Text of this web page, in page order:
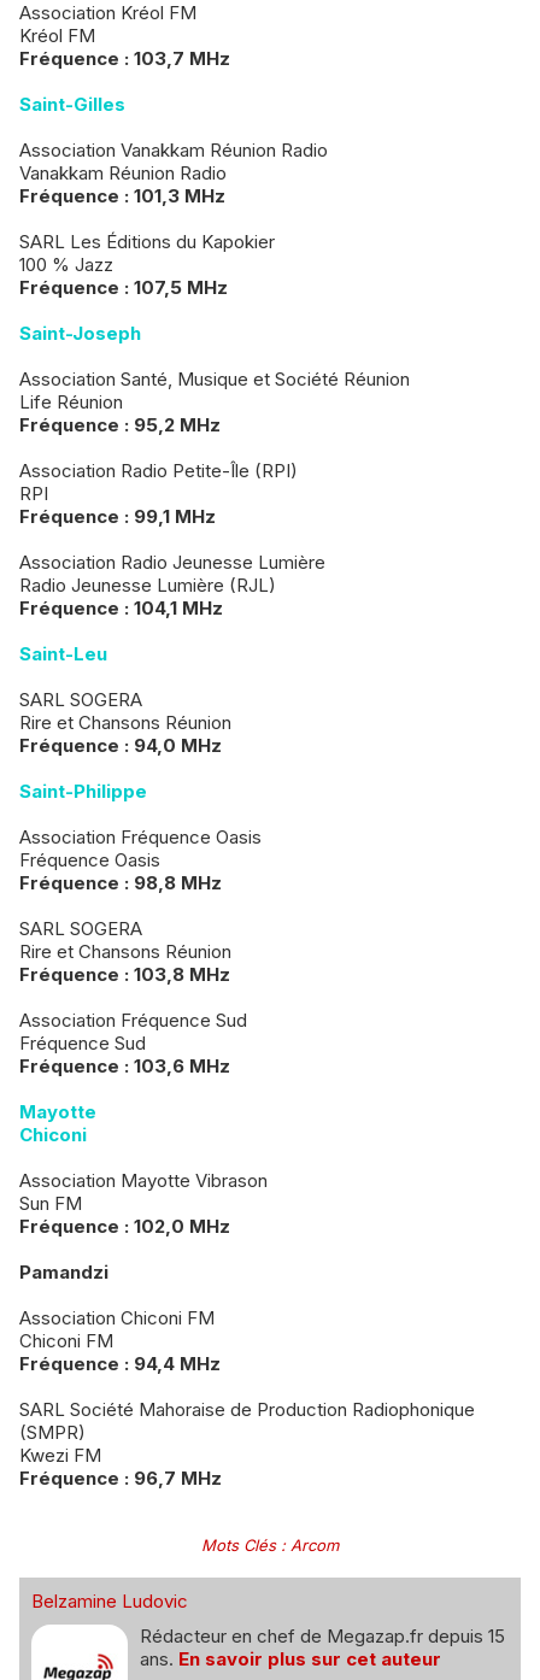
Association Kréol FM
Kréol FM
Fréquence : 103,7 MHz
Saint-Gilles
Association Vanakkam Réunion Radio
Vanakkam Réunion Radio
Fréquence : 101,3 MHz
SARL Les Éditions du Kapokier
100 % Jazz
Fréquence : 107,5 MHz
Saint-Joseph
Association Santé, Musique et Société Réunion
Life Réunion
Fréquence : 95,2 MHz
Association Radio Petite-Île (RPI)
RPI
Fréquence : 99,1 MHz
Association Radio Jeunesse Lumière
Radio Jeunesse Lumière (RJL)
Fréquence : 104,1 MHz
Saint-Leu
SARL SOGERA
Rire et Chansons Réunion
Fréquence : 94,0 MHz
Saint-Philippe
Association Fréquence Oasis
Fréquence Oasis
Fréquence : 98,8 MHz
SARL SOGERA
Rire et Chansons Réunion
Fréquence : 103,8 MHz
Association Fréquence Sud
Fréquence Sud
Fréquence : 103,6 MHz
Mayotte
Chiconi
Association Mayotte Vibrason
Sun FM
Fréquence : 102,0 MHz
Pamandzi
Association Chiconi FM
Chiconi FM
Fréquence : 94,4 MHz
SARL Société Mahoraise de Production Radiophonique
(SMPR)
Kwezi FM
Fréquence : 96,7 MHz
Mots Clés:Arcom
Belzamine Ludovic
Rédacteur en chef de Megazap.fr depuis 15
ans. En savoir plus sur cet auteur